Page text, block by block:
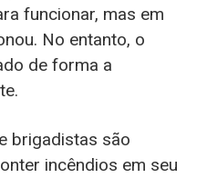
funcionar, mas em
No entanto, o
de forma a
brigadistas são
incêndios em seu